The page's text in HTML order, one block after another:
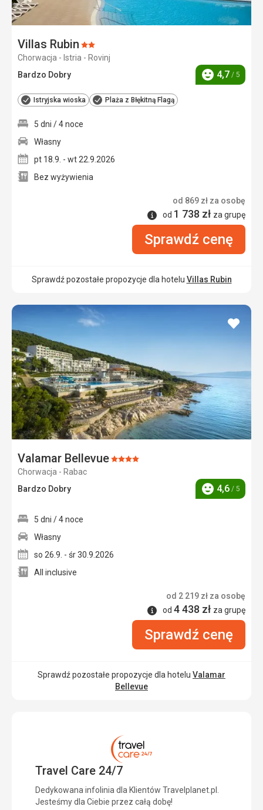
Villas Rubin Ocena:
2/5
Chorwacja - Istria - Rovinj
Bardzo Dobry
Ocena
4,7 / 5
Istryjska wioska Plaża z Błękitną Flagą
5 dni / 4 noce
Własny
pt 18.9. - wt 22.9.2026
Bez wyżywienia
od 869 zł za osobę
Informacje
od 1 738 zł za grupę
Sprawdź cenę
Sprawdź pozostałe propozycje dla hotelu Villas Rubin
Valamar BellevueOcena:
Chorwacja - Rabac
Bardzo Dobry
Ocena
4,6 / 5
dodaj
5 dni / 4 noce
Własny
so 26.9. - śr 30.9.2026
All inclusive
od 2 219 zł za osobę
Informacje
od 4 438 zł za grupę
Sprawdź cenę
Sprawdź pozostałe propozycje dla hotelu Valamar
Bellevue
Travel Care 24/7
Dedykowana infolinia dla Klientów Travelplanet.pl.
Jesteśmy dla Ciebie przez całą dobę!